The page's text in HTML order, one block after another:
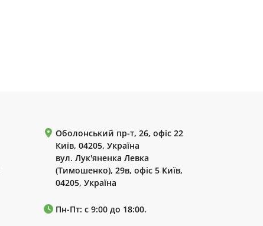
Оболонський пр-т, 26, офіс 22
Київ, 04205, Україна
вул. Лук'яненка Левка
(Тимошенко), 29в, офіс 5 Київ,
04205, Україна
Пн-Пт: с 9:00 до 18:00.